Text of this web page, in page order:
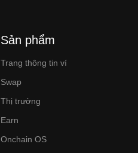
Sản phẩm
Trang thông tin ví
Swap
Thị trường
Earn
Onchain OS